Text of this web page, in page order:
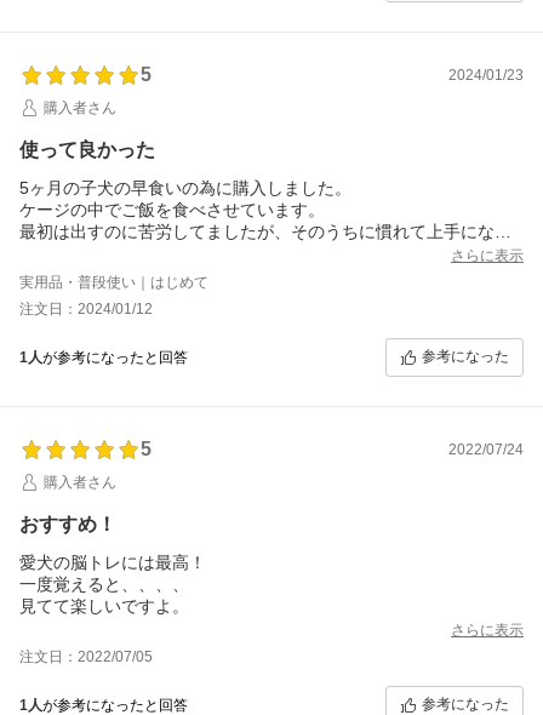
5
2024/01/23
購入者さん
使って良かった
5ヶ月の子犬の早食いの為に購入しました。
ケージの中でご飯を食べさせています。
最初は出すのに苦労してましたが、そのうちに慣れて上手になり
出すのに疲れるのか、満足してくれているのかわかりませんがご
飯食べ終わっても大人しくしてくれるようになりました。
買って良かったと思ってます。
さらに表示
実用品・普段使い｜はじめて
注文日：2024/01/12
1人が参考になったと回答 参考になった
5
2022/07/24
購入者さん
おすすめ！
愛犬の脳トレには最高！
一度覚えると、、、、
見てて楽しいですよ。
さらに表示
注文日：2022/07/05
1人が参考になったと回答 参考になった